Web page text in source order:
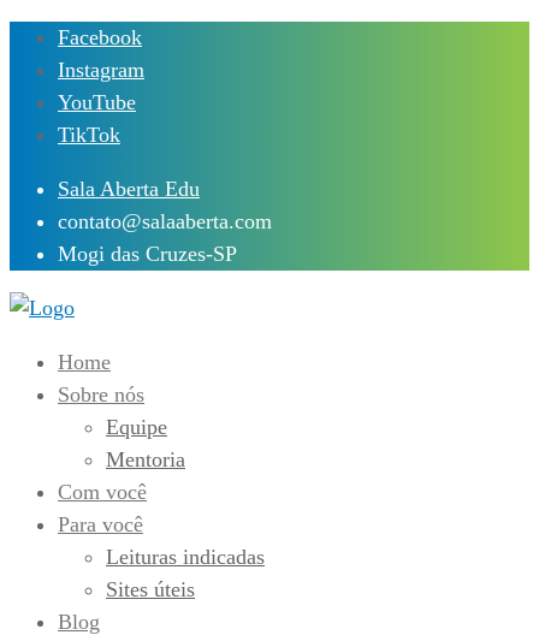
Skip
content
Facebook
Instagram
YouTube
TikTok
Sala Aberta Edu
contato@salaaberta.com
Mogi das Cruzes-SP
Home
Sobre nós
Equipe
Mentoria
Com você
Para você
Leituras indicadas
Sites úteis
Blog